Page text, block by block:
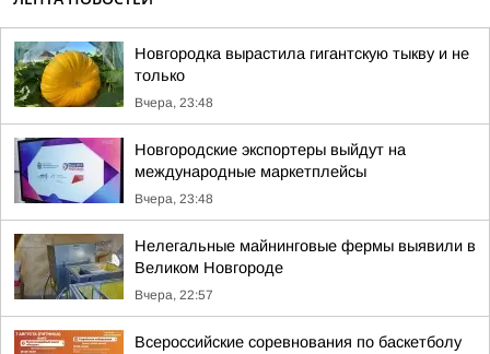
Новгородка вырастила гигантскую тыкву и не
только
Вчера, 23:48
Новгородские экспортеры выйдут на
международные маркетплейсы
Вчера, 23:48
Нелегальные майнинговые фермы выявили в
Великом Новгороде
Вчера, 22:57
Всероссийские соревнования по баскетболу